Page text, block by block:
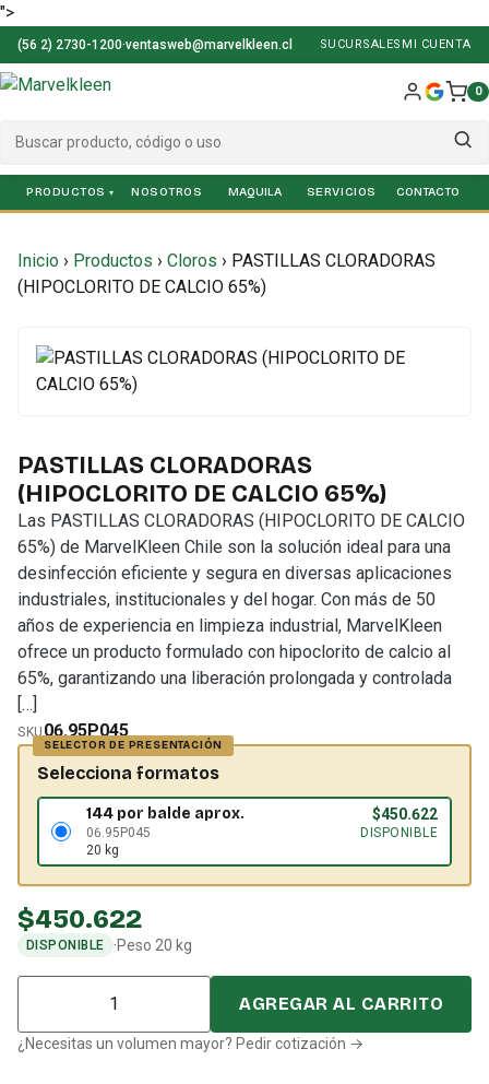
">
(56 2) 2730-1200·ventasweb@marvelkleen.cl SUCURSALES MI CUENTA
0
PRODUCTOS NOSOTROS SERVICIOS
Inicio › Productos › Cloros › PASTILLAS CLORADORAS
(HIPOCLORITO DE CALCIO 65%)
PASTILLAS CLORADORAS
(HIPOCLORITO DE CALCIO 65%)
Las PASTILLAS CLORADORAS (HIPOCLORITO DE CALCIO
65%) de MarvelKleen Chile son la solución ideal para una
desinfección eficiente y segura en diversas aplicaciones
industriales, institucionales y del hogar. Con más de 50
años de experiencia en limpieza industrial, MarvelKleen
ofrece un producto formulado con hipoclorito de calcio al
65%, garantizando una liberación prolongada y controlada
[…]
SKU06.95P045
Selecciona formatos
144 por balde aprox.
06.95P045
20 kg
$450.622
DISPONIBLE
$450.622
DISPONIBLE ·Peso 20 kg
Cantidad
AGREGAR AL CARRITO
¿Necesitas un volumen mayor? Pedir cotización →